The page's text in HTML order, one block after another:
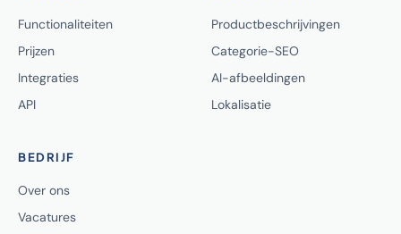
Functionaliteiten
Prijzen
Integraties
API
Productbeschrijvingen
Categorie-SEO
AI-afbeeldingen
Lokalisatie
BEDRIJF
Over ons
Vacatures